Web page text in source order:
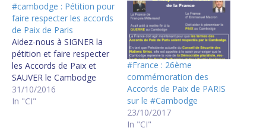
#cambodge : Pétition pour
faire respecter les accords
de Paix de Paris
Aidez-nous à SIGNER la
pétition et faire respecter
les Accords de Paix et
SAUVER le Cambodge
31/10/2016
In "CI"
#France : 26ème
commémoration des
Accords de Paix de PARIS
sur le #Cambodge
23/10/2017
In "CI"